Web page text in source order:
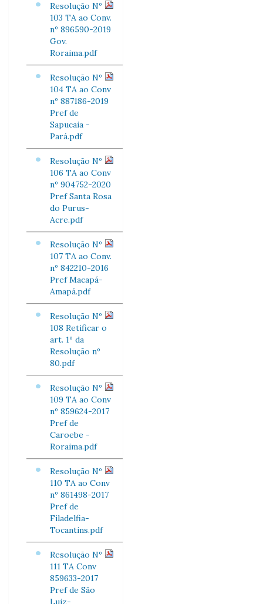
Resolução Nº
103 TA ao Conv.
nº 896590-2019
Gov.
Roraima.pdf
Resolução Nº
104 TA ao Conv
nº 887186-2019
Pref de
Sapucaia -
Pará.pdf
Resolução Nº
106 TA ao Conv
nº 904752-2020
Pref Santa Rosa
do Purus-
Acre.pdf
Resolução Nº
107 TA ao Conv.
nº 842210-2016
Pref Macapá-
Amapá.pdf
Resolução Nº
108 Retificar o
art. 1º da
Resolução nº
80.pdf
Resolução Nº
109 TA ao Conv
nº 859624-2017
Pref de
Caroebe -
Roraima.pdf
Resolução Nº
110 TA ao Conv
nº 861498-2017
Pref de
Filadelfia-
Tocantins.pdf
Resolução Nº
111 TA Conv
859633-2017
Pref de São
Luiz-